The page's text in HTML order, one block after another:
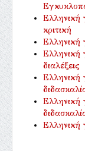
Ελληνική
κριτική
Ελληνική
Ελληνική
διαλέξεις
Ελληνική
Ελληνική
Ελληνική